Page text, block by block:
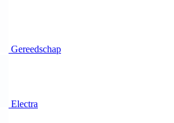
Gereedschap
Electra